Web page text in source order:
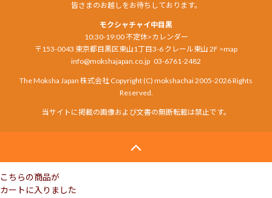
皆さまのお越しをお待ちしております。
モクシャチャイ中目黒
10:30-19:00 不定休>カレンダー
〒153-0043 東京都目黒区東山1丁目3-6 クレール東山 2F >map
info@mokshajapan.co.jp 03-6761-2482
The Moksha Japan 株式会社 Copyright (C) mokshachai 2005-2026 Rights
Reserved.
当サイトに掲載の画像および文書の無断転載は禁止です。
こちらの商品が
カートに入りました